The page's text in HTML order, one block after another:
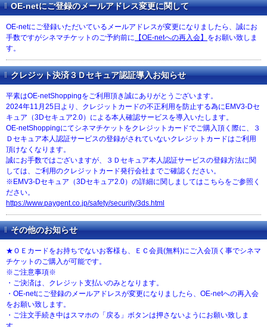
OE-netにご登録のメールアドレス変更に関して
OE-netにご登録いただいているメールアドレスが変更になりましたら、誠にお
手数ですがシネマチケットのご予約前に 【OE-netへの再入会】 をお願い致しま
す。
クレジット決済３Ｄセキュア認証導入お知らせ
平素はOE-netShoppingをご利用頂き誠にありがとうございます。
2024年11月25日より、クレジットカードの不正利用を防止する為にEMV3-Dセ
キュア（3Dセキュア2.0）による本人確認サービスを導入いたします。
OE-netShoppingにてシネマチケットをクレジットカードでご購入頂く際に、３
Ｄセキュア本人認証サービスの登録がされていないクレジットカードはご利用
頂けなくなります。
誠にお手数ではございますが、３Ｄセキュア本人認証サービスの登録方法に関
しては、ご利用のクレジットカード発行会社までご確認ください。
※EMV3-Dセキュア（3Dセキュア2.0）の詳細に関しましてはこちらをご参照く
ださい。
https://www.paygent.co.jp/safety/security/3ds.html
その他のお知らせ
★ＯＥカードをお持ちでないお客様も、ＥＣ会員(無料)にご入会頂く事でシネマ
チケットのご購入が可能です。
※ご注意事項※
・ご決済は、クレジット支払いのみとなります。
・OE-netにご登録のメールアドレスが変更になりましたら、OE-netへの再入会
をお願い致します。
・ご注文手続き中はスマホの「戻る」ボタンは押さないようにお願い致しま